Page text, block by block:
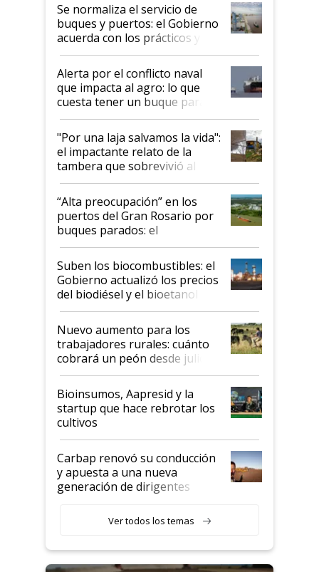
Se normaliza el servicio de
buques y puertos: el Gobierno
acuerda con los prácticos y
suspende el decreto de
desregulación
Alerta por el conflicto naval
que impacta al agro: lo que
cuesta tener un buque parado
y el peligro de que Argentina
pase a ser "país sucio"
"Por una laja salvamos la vida":
el impactante relato de la
tambera que sobrevivió al
tornado
“Alta preocupación” en los
puertos del Gran Rosario por
buques parados: el
funcionamiento de las
exportadoras en tensión tras
la medida de fuerza de los
prácticos
Suben los biocombustibles: el
Gobierno actualizó los precios
del biodiésel y el bioetanol
Nuevo aumento para los
trabajadores rurales: cuánto
cobrará un peón desde julio
Bioinsumos, Aapresid y la
startup que hace rebrotar los
cultivos
Carbap renovó su conducción
y apuesta a una nueva
generación de dirigentes
Ver todos los temas